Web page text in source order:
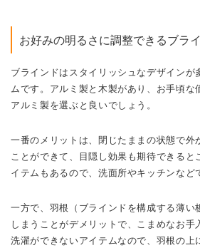
お好みの明るさに調整できるブラ
ブラインドはスタイリッシュなデザインが
ムです。 アルミ製と木製があり、お手頃な
アルミ製を選ぶと良いでしょう。
一番のメリットは、閉じたままの状態で外
ことができて、目隠し効果も期待できると
イテムもあるので、洗面所やキッチンなど
一方で、羽根（ブラインドを構成する薄い
しまうことがデメリットで、こまめなお手
洗濯ができないアイテムなので、羽根の上